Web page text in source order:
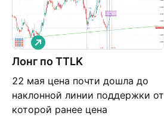
Лонг по TTLK
22 мая цена почти дошла до
наклонной линии поддержки от
которой ранее цена
Д
л
и
н
я